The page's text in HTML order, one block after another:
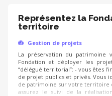
Représentez la
territoire
Gestion de projets
La préservation du patrimoine
Fondation et déployer les
“délégué territorial”: - vous êtes
de projet publics et privés. Vous
de patrimoine sur votre territoire
assurez le suivi de la